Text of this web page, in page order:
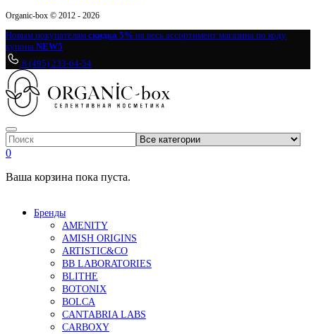
Organic-box © 2012 - 2026
Новым покупателям скидка 5% на весь ассортимент магазина по коду
купона NEW5
8 (495) 233-64-54
0
Ваша корзина пока пуста.
Бренды
AMENITY
AMISH ORIGINS
ARTISTIC&CO
BB LABORATORIES
BLITHE
BOTONIX
BOLCA
CANTABRIA LABS
CARBOXY